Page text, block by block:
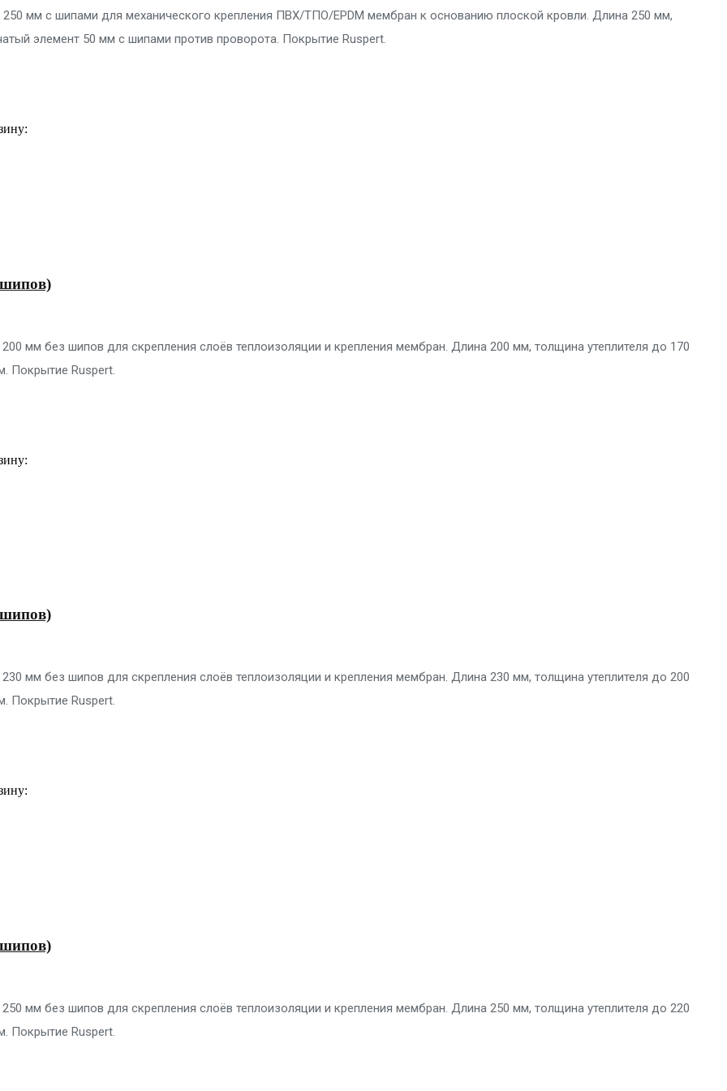
250 мм с шипами для механического крепления ПВХ/ТПО/EPDM мембран к основанию плоской кровли. Длина 250 мм,
элемент 50 мм с шипами против проворота. Покрытие Ruspert.
шипов)
мм без шипов для скрепления слоёв теплоизоляции и крепления мембран. Длина 200 мм, толщина утеплителя до 170
Покрытие Ruspert.
шипов)
мм без шипов для скрепления слоёв теплоизоляции и крепления мембран. Длина 230 мм, толщина утеплителя до 200
Покрытие Ruspert.
шипов)
мм без шипов для скрепления слоёв теплоизоляции и крепления мембран. Длина 250 мм, толщина утеплителя до 220
Покрытие Ruspert.